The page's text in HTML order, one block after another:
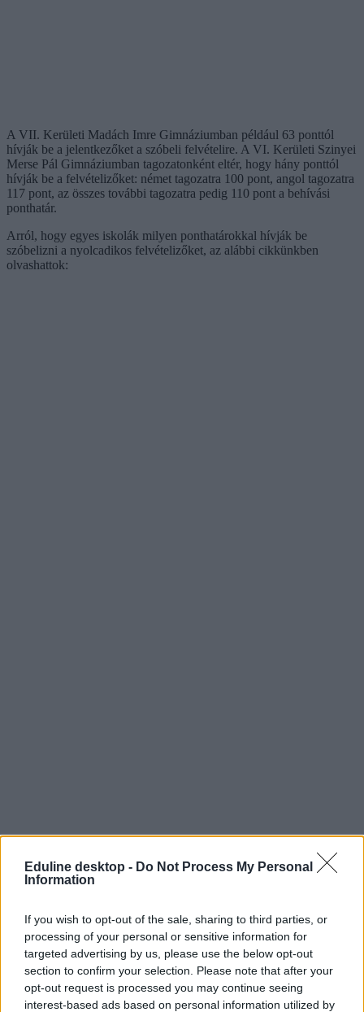
Eduline desktop - Do Not Process My Personal
Information
If you wish to opt-out of the sale, sharing to third parties, or
processing of your personal or sensitive information for
targeted advertising by us, please use the below opt-out
section to confirm your selection. Please note that after your
opt-out request is processed you may continue seeing
interest-based ads based on personal information utilized by
A VII. Kerületi Madách Imre Gimnáziumban például 63 ponttól
hívják be a jelentkezőket a szóbeli felvételire. A VI. Kerületi Szinyei
Merse Pál Gimnáziumban tagozatonként eltér, hogy hány ponttól
hívják be a felvételizőket: német tagozatra 100 pont, angol tagozatra
117 pont, az összes további tagozatra pedig 110 pont a behívási
ponthatár.
Arról, hogy egyes iskolák milyen ponthatárokkal hívják be
szóbelizni a nyolcadikos felvételizőket, az alábbi cikkünkben
olvashattok: